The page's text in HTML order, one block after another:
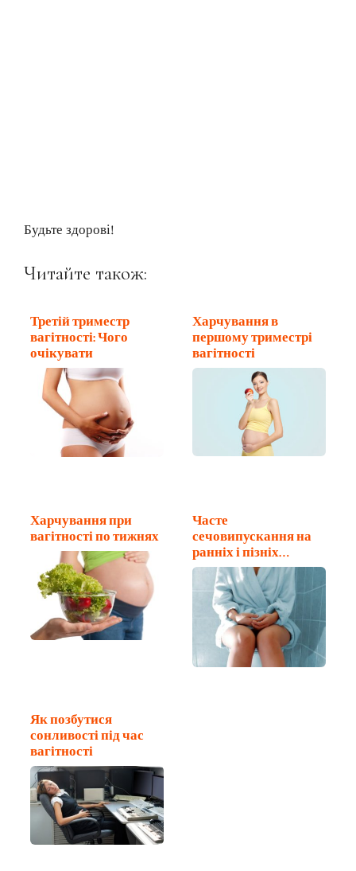
Будьте здорові!
Читайте також:
Третій триместр
вагітності: Чого
очікувати
Харчування в
першому триместрі
вагітності
Харчування при
вагітності по тижнях
Часте
сечовипускання на
ранніх і пізніх
термінах вагітності
Як позбутися
сонливості під час
вагітності